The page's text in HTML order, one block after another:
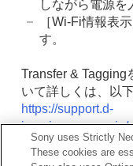
機内モード
機器名称変
アクセス認
Wi-Fi
ネットワー
FTP転送機能
ファインダー/
しながら電源を
［Wi-Fi情報表
す。
Transfer & Tagging
いて詳しくは、以
https://support.d-
Transfer &
ます。
Sony uses Strictly
These cookies are